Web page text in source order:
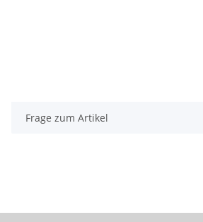
Frage zum Artikel